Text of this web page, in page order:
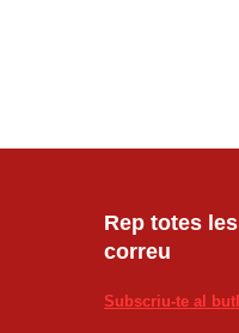
Rep totes
correu
Subscriu-te al